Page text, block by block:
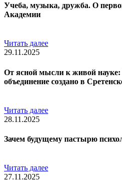
Учеба, музыка, дружба. О
Академии
Читать далее
29.11.2025
От ясной мысли к живой науке:
объединение создано в
Читать далее
28.11.2025
Зачем будущему пастырю
Читать далее
27.11.2025